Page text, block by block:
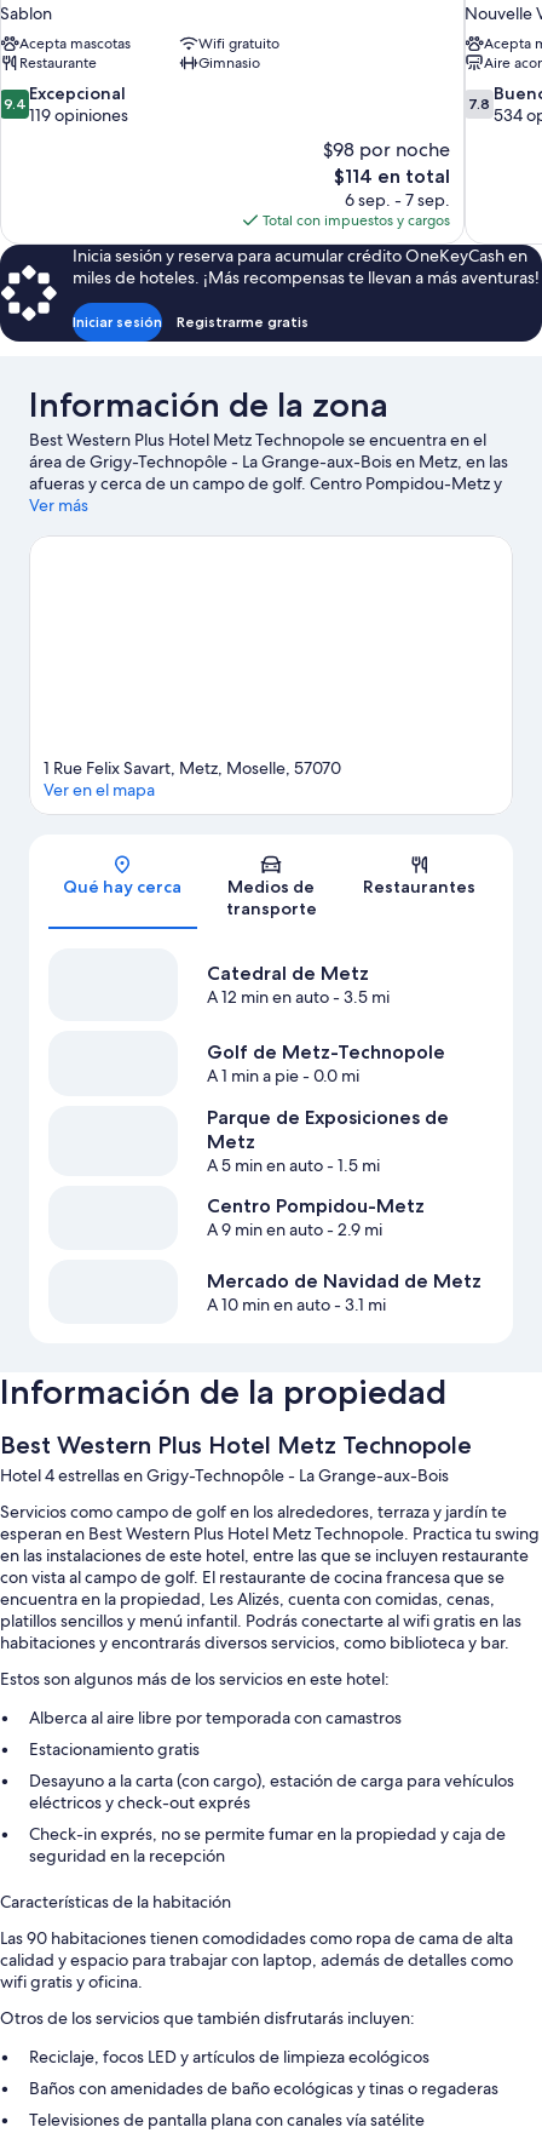
Sablon
Acepta mascotas
Wifi gratuito
Restaurante
Gimnasio
9.4
de
9.4 Excepcional
119 opiniones
$98 por noche
El
precio
actual
es
de
$114
$114 en total
6 sep. - 7 sep.
Total con impuestos y cargos
Nouvelle
Acepta
Aire
7.8
de
7.8
534
Inicia sesión y reserva para acumular crédito OneKeyCash en
miles de hoteles. ¡Más recompensas te llevan a más aventuras!
Iniciar sesión Registrarme gratis
Información de la zona
Best Western Plus Hotel Metz Technopole se encuentra en el
área de Grigy-Technopôle - La Grange-aux-Bois en Metz, en las
afueras y cerca de un campo de golf. Centro Pompidou-Metz y
Museo Cour d'Or son lugares culturales destacados, y algunos
Metz Queuleu y Pass Partoo Metz. ¿Quieres asistir a un evento o
Ver más
Sección del mapa
1 Rue Felix Savart, Metz, Moselle, 57070
Ver en el mapa
Qué hay cerca
Medios de
transporte
Restaurantes
Catedral de Metz
A 12 min en auto- 3.5 mi
Golf de Metz-Technopole
A 1 min a pie- 0.0 mi
Parque de Exposiciones de
Metz
A 5 min en auto- 1.5 mi
Centro Pompidou-Metz
A 9 min en auto- 2.9 mi
Mercado de Navidad de Metz
A 10 min en auto- 3.1 mi
Información de la propiedad
Best Western Plus Hotel Metz Technopole
Hotel 4 estrellas en Grigy-Technopôle - La Grange-aux-Bois
Servicios como campo de golf en los alrededores, terraza y jardín te
esperan en Best Western Plus Hotel Metz Technopole. Practica tu swing
en las instalaciones de este hotel, entre las que se incluyen restaurante
con vista al campo de golf. El restaurante de cocina francesa que se
encuentra en la propiedad, Les Alizés, cuenta con comidas, cenas,
platillos sencillos y menú infantil. Podrás conectarte al wifi gratis en las
habitaciones y encontrarás diversos servicios, como biblioteca y bar.
Estos son algunos más de los servicios en este hotel:
Alberca al aire libre por temporada con camastros
Estacionamiento gratis
Desayuno a la carta (con cargo), estación de carga para vehículos
eléctricos y check-out exprés
Check-in exprés, no se permite fumar en la propiedad y caja de
seguridad en la recepción
Características de la habitación
Las 90 habitaciones tienen comodidades como ropa de cama de alta
calidad y espacio para trabajar con laptop, además de detalles como
wifi gratis y oficina.
Otros de los servicios que también disfrutarás incluyen:
Reciclaje, focos LED y artículos de limpieza ecológicos
Baños con amenidades de baño ecológicas y tinas o regaderas
Televisiones de pantalla plana con canales vía satélite